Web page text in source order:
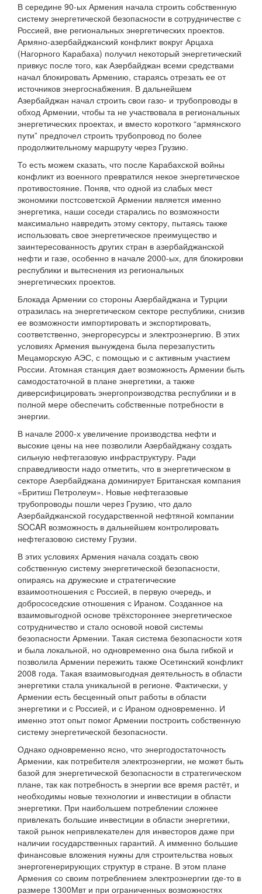
В середине 90-ых Армения начала строить собственную
систему энергетической безопасности в сотрудничестве с
Россией, вне региональных энергетических проектов.
Армяно-азербайджанский конфликт вокруг Арцаха
(Нагорного Карабаха) получил некоторый энергетический
привкус после того, как Азербайджан всеми средствами
начал блокировать Армению, стараясь отрезать ее от
источников энергоснабжения. В дальнейшем
Азербайджан начал строить свои газо- и трубопроводы в
обход Армении, чтобы та не участвовала в региональных
энергетических проектах, и вместо короткого “армянского
пути” предпочел строить трубопровод по более
продолжительному маршруту через Грузию.
То есть можем сказать, что после Карабахской войны
конфликт из военного превратился некое энергетическое
противостояние. Поняв, что одной из слабых мест
экономики постсоветской Армении является именно
энергетика, наши соседи старались по возможности
максимально навредить этому сектору, пытаясь также
использовать свое энергетическое преимущество и
заинтересованность других стран в азербайджанской
нефти и газе, особенно в начале 2000-ых, для блокировки
республики и вытеснения из региональных
энергетических проектов.
Блокада Армении со стороны Азербайджана и Турции
отразилась на энергетическом секторе республики, снизив
ее возможности импортировать и экспортировать,
соответственно, энергоресурсы и электроэнергию. В этих
условиях Армения вынуждена была перезапустить
Мецаморскую АЭС, с помощью и с активным участием
России. Атомная станция дает возможность Армении быть
самодостаточной в плане энергетики, а также
диверсифицировать энергопроизводства республики и в
полной мере обеспечить собственные потребности в
энергии.
В начале 2000-х увеличение производства нефти и
высокие цены на нее позволили Азербайджану создать
сильную нефтегазовую инфраструктуру. Ради
справедливости надо отметить, что в энергетическом в
секторе Азербайджана доминирует Британская компания
«Бритиш Петролеум». Новые нефтегазовые
трубопроводы пошли через Грузию, что дало
Азербайджанской государственной нефтяной компании
SOCAR возможность в дальнейшем контролировать
нефтегазовою систему Грузии.
В этих условиях Армения начала создать свою
собственную систему энергетической безопасности,
опираясь на дружеские и стратегические
взаимоотношения с Россией, в первую очередь, и
добрососедские отношения с Ираном. Созданное на
взаимовыгодной основе трёхстороннее энергетическое
сотрудничество и стало основой новой системы
безопасности Армении. Такая система безопасности хотя
и была локальной, но одновременно она была гибкой и
позволила Армении пережить также Осетинский конфликт
2008 года. Такая взаимовыгодная деятельность в области
энергетики стала уникальной в регионе. Фактически, у
Армении есть бесценный опыт работы в области
энергетики и с Россией, и с Ираном одновременно. И
именно этот опыт помог Армении построить собственную
систему энергетической безопасности.
Однако одновременно ясно, что энергодостаточность
Армении, как потребителя электроэнергии, не может быть
базой для энергетической безопасности в стратегическом
плане, так как потребность в энергии все время растёт, и
необходимы новые технологии и инвестиции в области
энергетики. При наибольшем потреблении сложнее
привлекать большие инвестиции в области энергетики,
такой рынок непривлекателен для инвесторов даже при
наличии государственных гарантий. А имменно большие
финансовые вложения нужны для строительства новых
энергогенерирующих структур в стране. В этом плане
Армения со своим потреблением электроэнергии где-то в
размере 1300Мвт и при ограниченных возможностях